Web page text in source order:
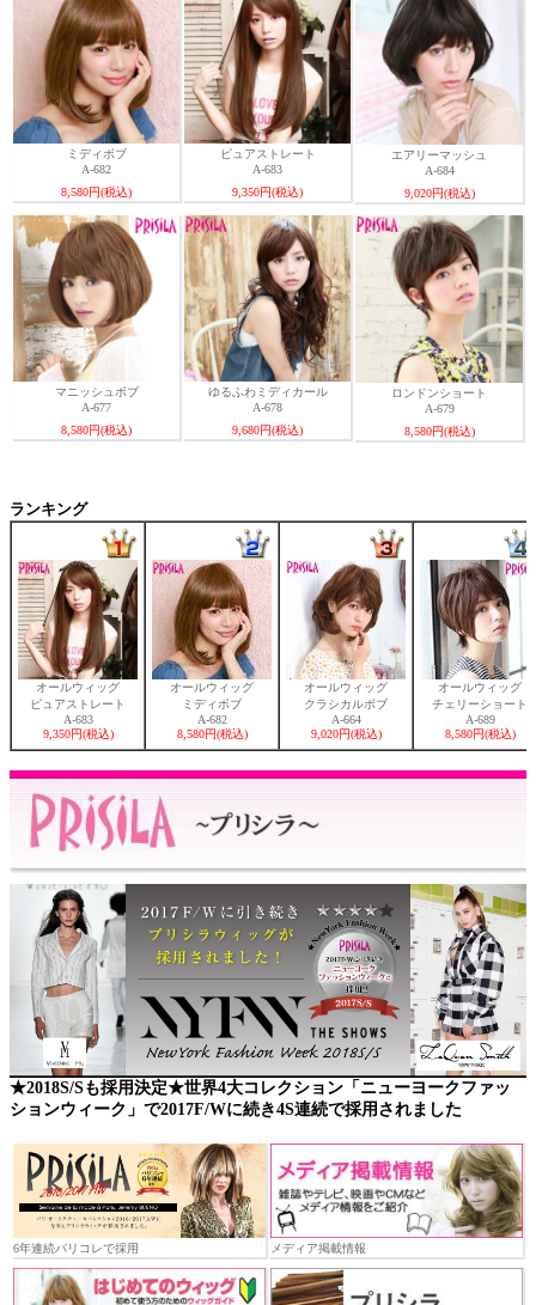
ミディボブ
A-682
8,580円(税込)
ピュアストレート
A-683
9,350円(税込)
エアリーマッシュ
A-684
9,020円(税込)
マニッシュボブ
A-677
8,580円(税込)
ゆるふわミディカール
A-678
9,680円(税込)
ロンドンショート
A-679
8,580円(税込)
ランキング
オールウィッグ
ピュアストレート
A-683
9,350円(税込)
オールウィッグ
ミディボブ
A-682
8,580円(税込)
オールウィッグ
クラシカルボブ
A-664
9,020円(税込)
オールウィッグ
チェリーショート
A-689
8,580円(税込)
★2018S/Sも採用決定★世界4大コレクション「ニューヨークファッ
ションウィーク」で2017F/Wに続き4S連続で採用されました
6年連続パリコレで採用 メディア掲載情報